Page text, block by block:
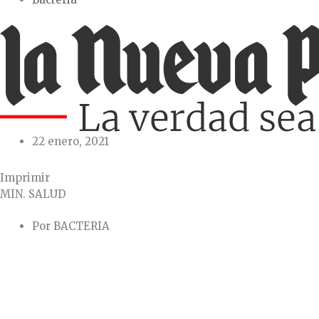
22 enero, 2021
Imprimir
MIN. SALUD
Por BACTERIA